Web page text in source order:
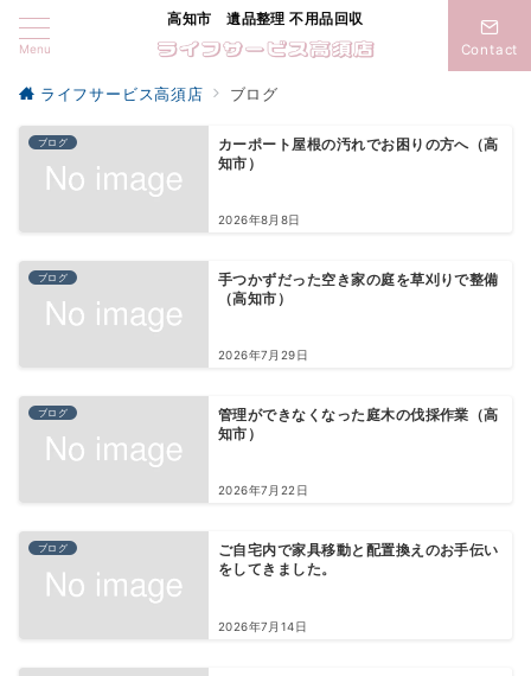
Menu
高知市 遺品整理 不用品回収
Contact
ライフサービス高須店 ブログ
ブログ
カーポート屋根の汚れでお困りの方へ（高
知市）
2026年8月8日
ブログ
手つかずだった空き家の庭を草刈りで整備
（高知市）
2026年7月29日
ブログ
管理ができなくなった庭木の伐採作業（高
知市）
2026年7月22日
ブログ
ご自宅内で家具移動と配置換えのお手伝い
をしてきました。
2026年7月14日